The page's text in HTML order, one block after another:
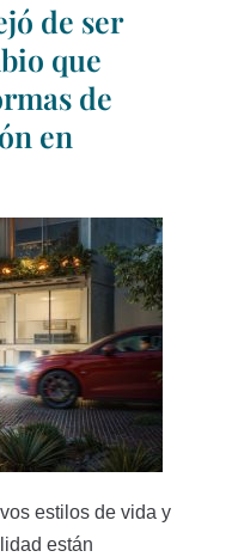
de ser
que
de
en
estilos de vida y
están